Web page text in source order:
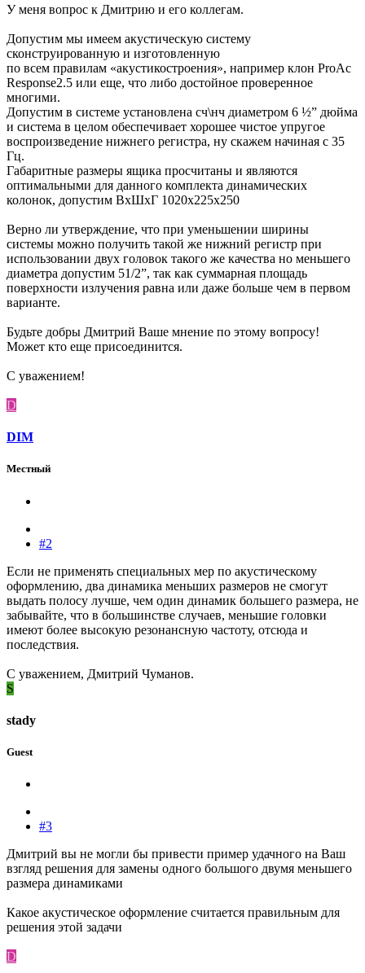
У меня вопрос к Дмитрию и его коллегам.
Допустим мы имеем акустическую систему
сконструированную и изготовленную
по всем правилам «акустикостроения», например клон ProAc
Response2.5 или еще, что либо достойное проверенное
многими.
Допустим в системе установлена сч\нч диаметром 6 ½” дюйма
и система в целом обеспечивает хорошее чистое упругое
воспроизведение нижнего регистра, ну скажем начиная с 35
Гц.
Габаритные размеры ящика просчитаны и являются
оптимальными для данного комплекта динамических
колонок, допустим ВхШхГ 1020х225х250
Верно ли утверждение, что при уменьшении ширины
системы можно получить такой же нижний регистр при
использовании двух головок такого же качества но меньшего
диаметра допустим 51/2”, так как суммарная площадь
поверхности излучения равна или даже больше чем в первом
варианте.
Будьте добры Дмитрий Ваше мнение по этому вопросу!
Может кто еще присоединится.
С уважением!
D
DIM
Местный
#2
Если не применять специальных мер по акустическому
оформлению, два динамика меньших размеров не смогут
выдать полосу лучше, чем один динамик большего размера, не
забывайте, что в большинстве случаев, меньшие головки
имеют более высокую резонансную частоту, отсюда и
последствия.
С уважением, Дмитрий Чуманов.
S
stady
Guest
#3
Дмитрий вы не могли бы привести пример удачного на Ваш
взгляд решения для замены одного большого двумя меньшего
размера динамиками
Какое акустическое оформление считается правильным для
решения этой задачи
D